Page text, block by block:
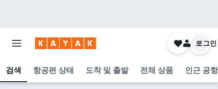
검색 항공편 상태 도착 및 출발 전체 상품 인근 공항
로그인